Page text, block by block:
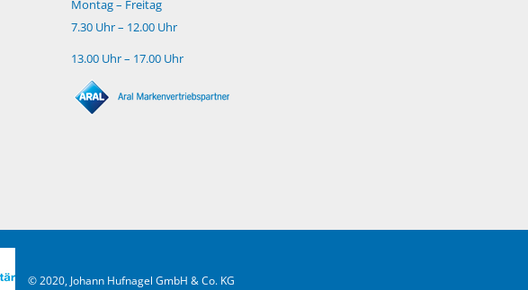
Montag – Freitag
7.30 Uhr – 12.00 Uhr
13.00 Uhr – 17.00 Uhr
© 2020, Johann Hufnagel GmbH & Co. KG